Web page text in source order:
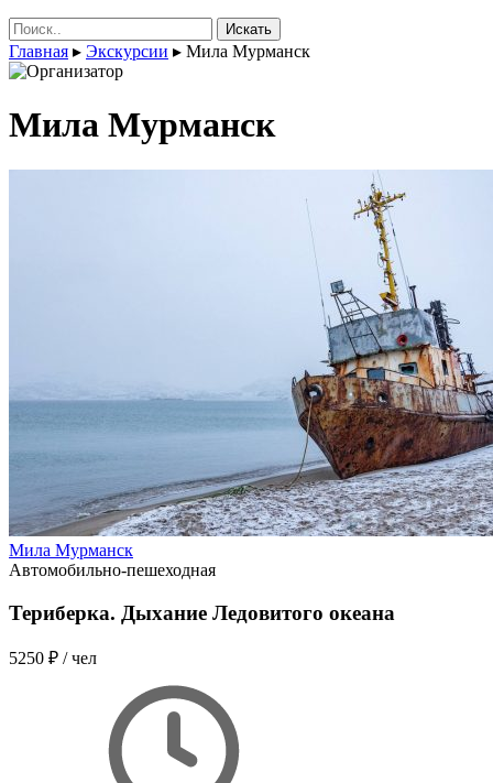
Поиск:
Главная ▸ Экскурсии ▸ Мила Мурманск
Мила Мурманск
Мила Мурманск
Автомобильно-пешеходная
Териберка. Дыхание Ледовитого океана
5250 ₽ / чел